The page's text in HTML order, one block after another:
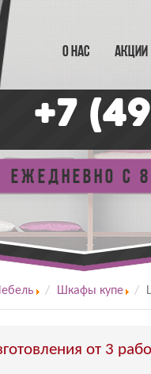
О НАС АКЦИИ
+7
Ежедневно с
Шкафы купе
от 3